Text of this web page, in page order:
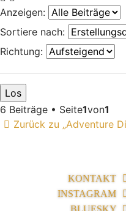
Anzeigen:
Sortiere nach:
Richtung:
6 Beiträge • Seite1von1
Zurück zu „Adventure
KONTAKT
INSTAGRAM